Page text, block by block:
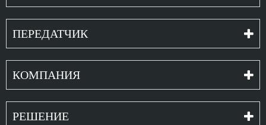
ПЕРЕДАТЧИК
КОМПАНИЯ
РЕШЕНИЕ